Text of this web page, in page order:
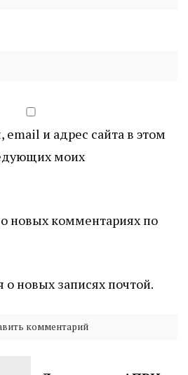
и адрес сайта в этом
моих
новых комментариях по
новых записях почтой.